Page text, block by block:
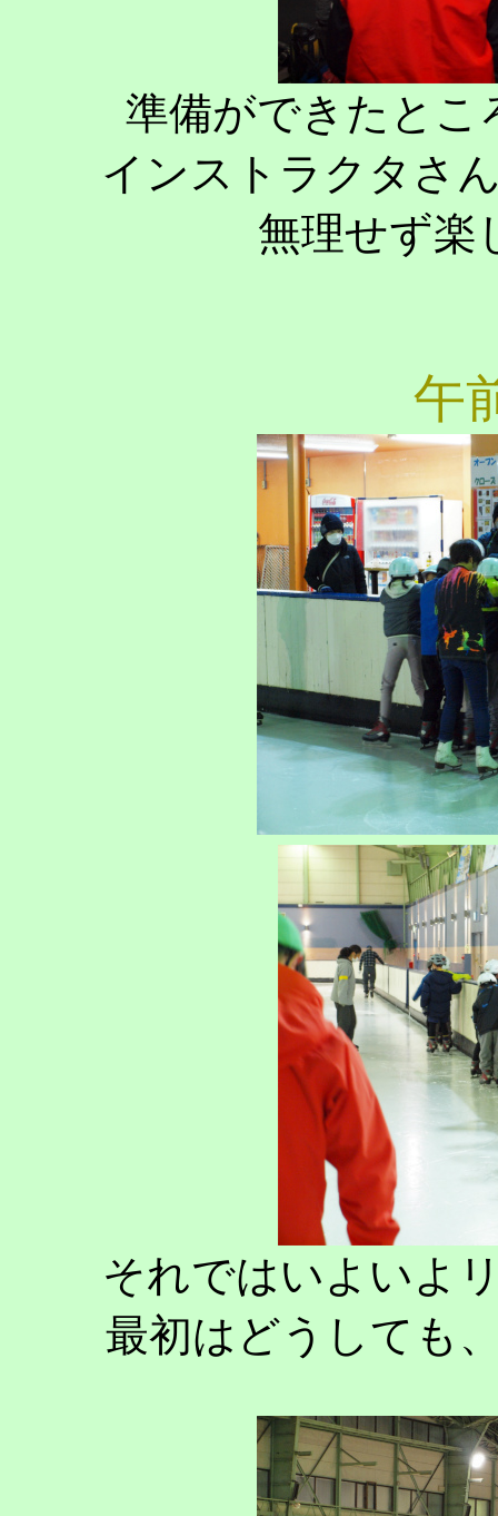
準備ができたとこ
インストラクタさ
無理せず楽
午
それではいよいよ
最初はどうしても